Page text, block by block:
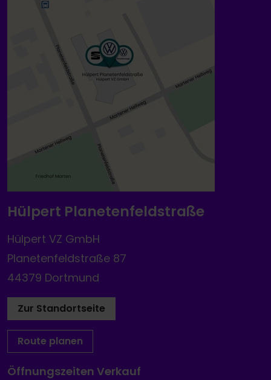
Hülpert Planetenfeldstraße
Hülpert VZ GmbH
Planetenfeldstraße 87
44379 Dortmund
Zur Standortseite
Route planen
Öffnungszeiten Verkauf